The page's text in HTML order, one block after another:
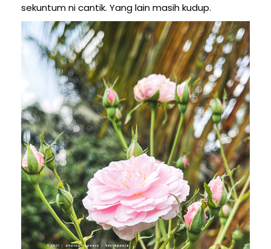
sekuntum ni cantik. Yang lain masih kudup.